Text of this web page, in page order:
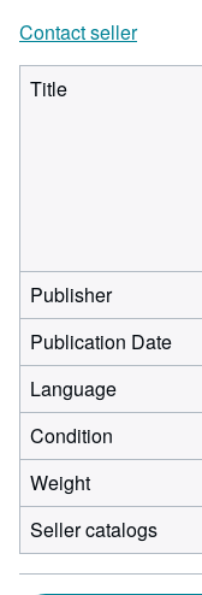
Contact seller
Title
Publisher
Publication Date
Language
Condition
Weight
Seller catalogs